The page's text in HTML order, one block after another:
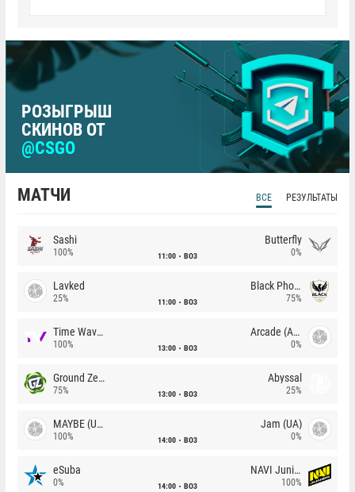
РОЗЫГРЫШ
СКИНОВ ОТ
@CSGO
МАТЧИ ВСЕ РЕЗУЛЬТАТЫ
Sashi
100% 11:00 BO3
Butterfly
0%
Lavked
25% 11:00 BO3
Black Phoenix
75%
Time Waves
100% 13:00 BO3
Arcade (AU)
0%
Ground Zero
75% 13:00 BO3
Abyssal
25%
MAYBE (UA)
100% 14:00 BO3
Jam (UA)
0%
eSuba
0% 14:00 BO3
NAVI Junior
100%